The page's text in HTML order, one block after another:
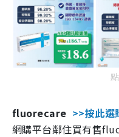
fluorecare >>按此選
網購平台鄰住買有售